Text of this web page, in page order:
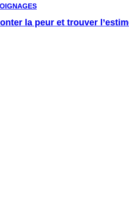
la peur et trouver